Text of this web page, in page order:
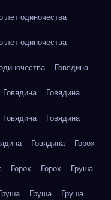
лет одиночества
лет одиночества
Говядина
Говядина Говядина
Говядина Говядина
Говядина Горох
Горох Горох Груша
Груша Груша